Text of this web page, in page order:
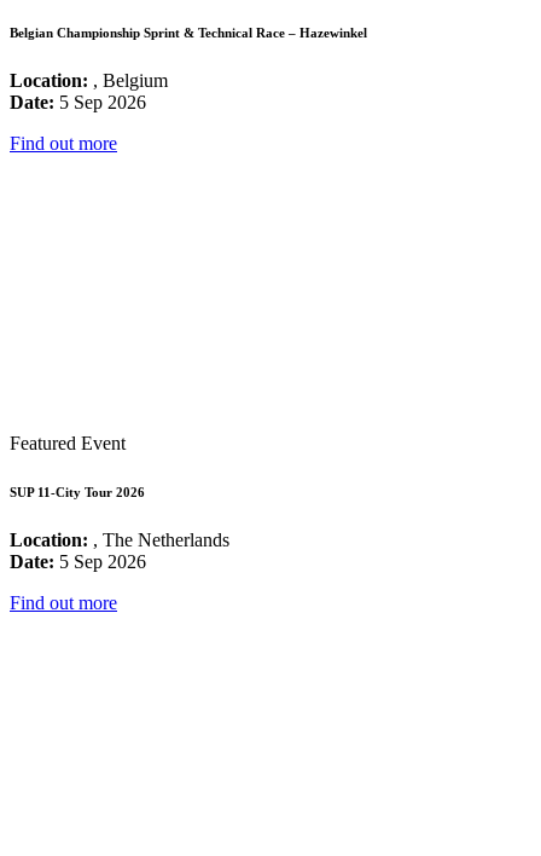
Belgian Championship Sprint & Technical Race – Hazewinkel
Location: , Belgium
Date: 5 Sep 2026
Find out more
Featured Event
SUP 11-City Tour 2026
Location: , The Netherlands
Date: 5 Sep 2026
Find out more